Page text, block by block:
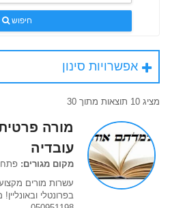
חיפוש
אפשרויות סינון
מציג 10 תוצאות מתוך 30
מורה
עובדיה
מקום מגורים: פתח
עשרות מורים
בפרונטלי